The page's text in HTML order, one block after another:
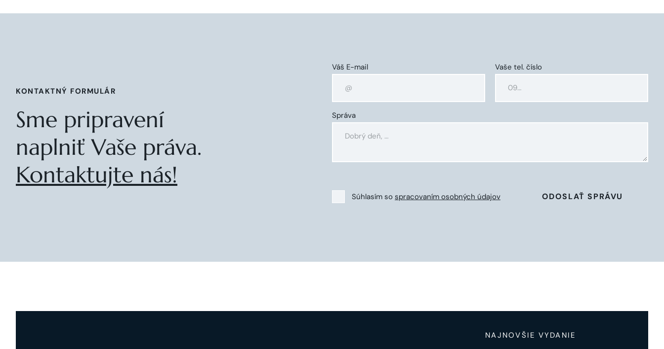
KONTAKTNÝ FORMULÁR
Sme pripravení
naplniť Vaše práva.
Kontaktujte nás!
Váš E-mail Vaše tel. číslo
Správa
Súhlasím so spracovaním osobných údajov ODOSLAŤ SPRÁVU
NAJNOVŠIE VYDANIE